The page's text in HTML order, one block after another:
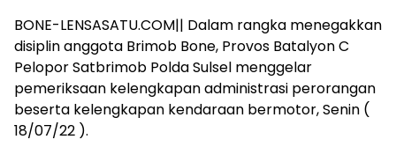
BONE-LENSASATU.COM|| Dalam rangka menegakkan
disiplin anggota Brimob Bone, Provos Batalyon C
Pelopor Satbrimob Polda Sulsel menggelar
pemeriksaan kelengkapan administrasi perorangan
beserta kelengkapan kendaraan bermotor, Senin (
18/07/22 ).